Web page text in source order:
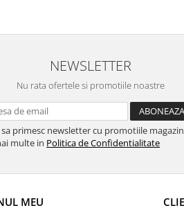
NEWSLETTER
Nu rata ofertele si promotiile noastre
primesc newsletter cu promotiile
multe in Politica de Confidentialitate
MEU